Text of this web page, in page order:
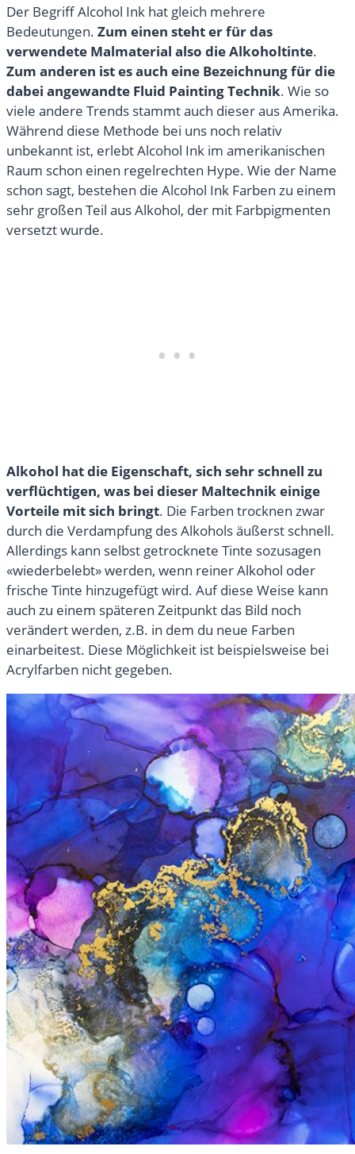
Der Begriff Alcohol Ink hat gleich mehrere
Bedeutungen. Zum einen steht er für das
verwendete Malmaterial also die Alkoholtinte.
Zum anderen ist es auch eine Bezeichnung für die
dabei angewandte Fluid Painting Technik. Wie so
viele andere Trends stammt auch dieser aus Amerika.
Während diese Methode bei uns noch relativ
unbekannt ist, erlebt Alcohol Ink im amerikanischen
Raum schon einen regelrechten Hype. Wie der Name
schon sagt, bestehen die Alcohol Ink Farben zu einem
sehr großen Teil aus Alkohol, der mit Farbpigmenten
versetzt wurde.
Alkohol hat die Eigenschaft, sich sehr schnell zu
verflüchtigen, was bei dieser Maltechnik einige
Vorteile mit sich bringt. Die Farben trocknen zwar
durch die Verdampfung des Alkohols äußerst schnell.
Allerdings kann selbst getrocknete Tinte sozusagen
«wiederbelebt» werden, wenn reiner Alkohol oder
frische Tinte hinzugefügt wird. Auf diese Weise kann
auch zu einem späteren Zeitpunkt das Bild noch
verändert werden, z.B. in dem du neue Farben
einarbeitest. Diese Möglichkeit ist beispielsweise bei
Acrylfarben nicht gegeben.